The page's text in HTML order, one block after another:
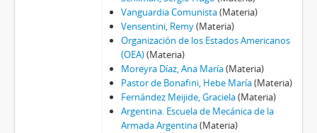
Vanguardia Comunista(Materia)
Vensentini, Remy(Materia)
Organización de los Estados Americanos
(OEA)(Materia)
Moreyra Díaz, Ana María(Materia)
Pastor de Bonafini, Hebe María(Materia)
Fernández Meijide, Graciela(Materia)
Argentina. Escuela de Mecánica de la
Armada Argentina(Materia)